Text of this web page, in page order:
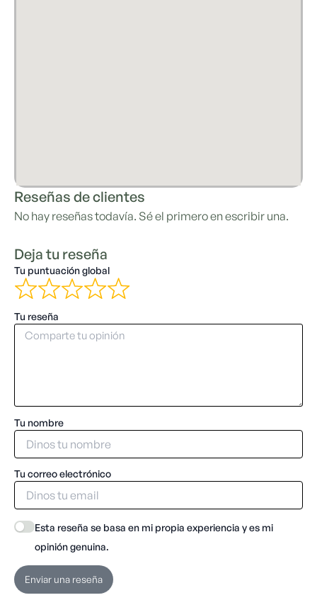
Reseñas de clientes
No hay reseñas todavía. Sé el primero en escribir una.
Deja tu reseña
Tu puntuación global
Tu reseña
Tu nombre
Tu correo electrónico
Esta reseña se basa en mi propia experiencia y es mi
opinión genuina.
Enviar una reseña